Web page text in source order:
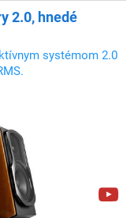
2.0, hnedé
systémom 2.0